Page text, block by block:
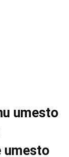
umesto
umesto